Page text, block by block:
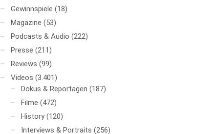
Gewinnspiele (18)
Magazine (53)
Podcasts & Audio (222)
Presse (211)
Reviews (99)
Videos (3.401)
Dokus & Reportagen (187)
Filme (472)
History (120)
Interviews & Portraits (256)